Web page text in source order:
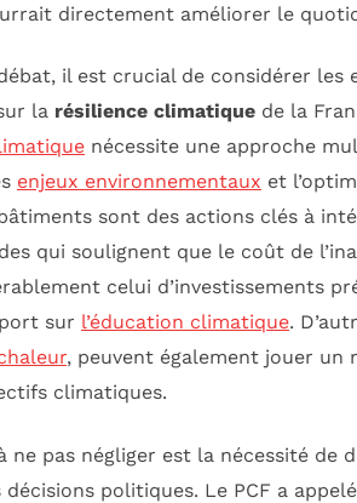
directement améliorer le
il est crucial de considérer les
la résilience climatique de la
nécessite une approche
enjeux environnementaux et
sont des actions clés à
qui soulignent que le coût de
celui d’investissements
sur l’éducation climatique.
, peuvent également jouer un
climatiques.
ne pas négliger est la nécessité de
décisions politiques. Le PCF a